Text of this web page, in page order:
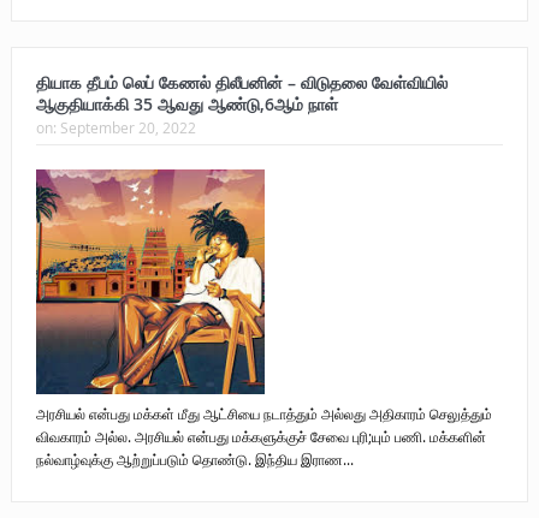
தியாக தீபம் லெப் கேணல் திலீபனின் – விடுதலை வேள்வியில்
ஆகுதியாக்கி 35 ஆவது ஆண்டு,6ஆம் நாள்
on: September 20, 2022
அரசியல் என்பது மக்கள் மீது ஆட்சியை நடாத்தும் அல்லது அதிகாரம் செலுத்தும்
விவகாரம் அல்ல. அரசியல் என்பது மக்களுக்குச் சேவை புரி;யும் பணி. மக்களின்
நல்வாழ்வுக்கு ஆற்றுப்படும் தொண்டு. இந்திய இராண...